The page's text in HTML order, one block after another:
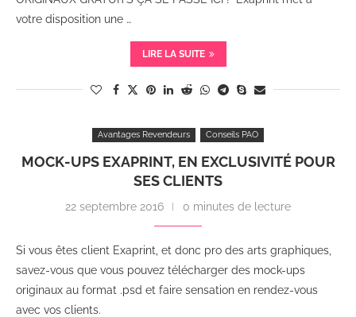
votre disposition une …
LIRE LA SUITE
Avantages Revendeurs Conseils PAO
MOCK-UPS EXAPRINT, EN EXCLUSIVITÉ POUR
SES CLIENTS
22 septembre 2016 0 minutes de lecture
Si vous êtes client Exaprint, et donc pro des arts graphiques,
savez-vous que vous pouvez télécharger des mock-ups
originaux au format .psd et faire sensation en rendez-vous
avec vos clients.